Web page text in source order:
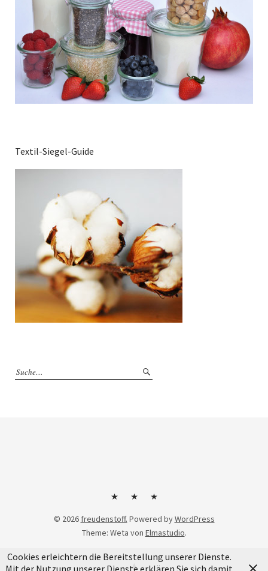
Textil-Siegel-Guide
KontaktImpressumDatenschutzerklärung
© 2026 freudenstoff. Powered byWordPress
Theme: Weta von Elmastudio.
Cookies erleichtern die Bereitstellung unserer Dienste.
Mit der Nutzung unserer Dienste erklären Sie sich damit